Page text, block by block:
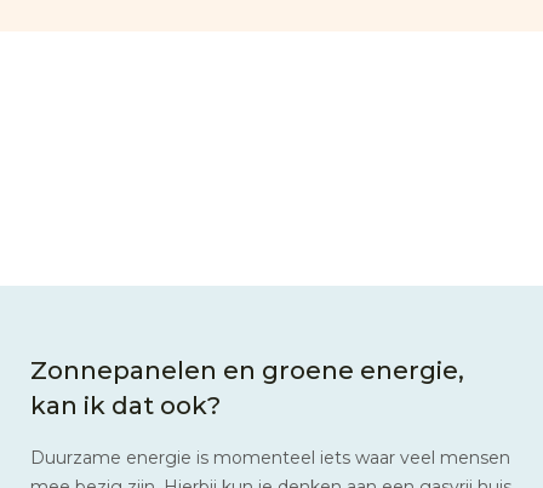
Zonnepanelen en groene energie,
kan ik dat ook?
Duurzame energie is momenteel iets waar veel mensen